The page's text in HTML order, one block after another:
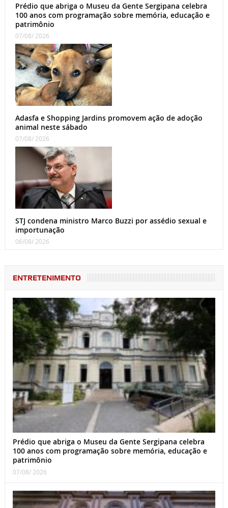
Prédio que abriga o Museu da Gente Sergipana celebra
100 anos com programação sobre memória, educação e
patrimônio
07/08/ 2026
Adasfa e Shopping Jardins promovem ação de adoção
animal neste sábado
07/08/ 2026
STJ condena ministro Marco Buzzi por assédio sexual e
importunação
06/08/ 2026
ENTRETENIMENTO
Prédio que abriga o Museu da Gente Sergipana celebra
100 anos com programação sobre memória, educação e
patrimônio
07/08/ 2026